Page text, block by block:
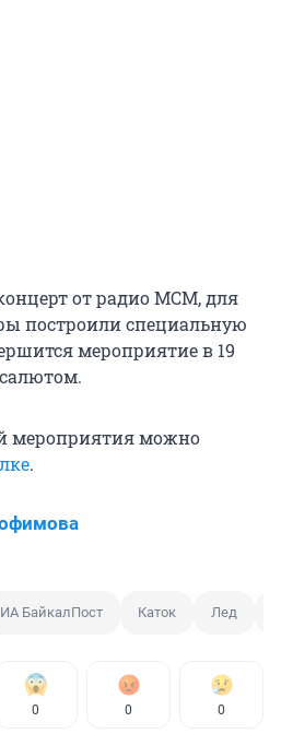
от радио МСМ, для
построили специальную
мероприятие в 19
мероприятия можно
.
ИА БайкалПост Каток Лед
0 0 0